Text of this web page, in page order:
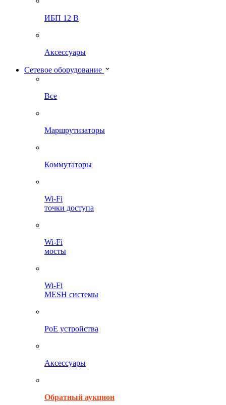
ИБП 12 В
Аксессуары
Сетевое оборудование
Все
Маршрутизаторы
Коммутаторы
Wi-Fi
точки доступа
Wi-Fi
мосты
Wi-Fi
MESH системы
PoE устройства
Аксессуары
Обратный аукцион